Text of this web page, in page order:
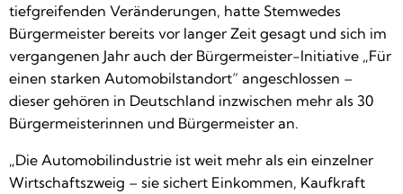
tiefgreifenden Veränderungen, hatte Stemwedes
Bürgermeister bereits vor langer Zeit gesagt und sich im
vergangenen Jahr auch der Bürgermeister-Initiative „Für
einen starken Automobilstandort“ angeschlossen –
dieser gehören in Deutschland inzwischen mehr als 30
Bürgermeisterinnen und Bürgermeister an.
„Die Automobilindustrie ist weit mehr als ein einzelner
Wirtschaftszweig – sie sichert Einkommen, Kaufkraft